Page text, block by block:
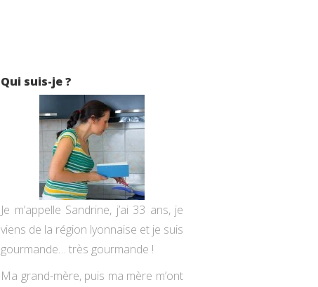
Qui suis-je ?
Je m’appelle Sandrine, j’ai 33 ans, je
viens de la région lyonnaise et je suis
gourmande… très gourmande !
Ma grand-mère, puis ma mère m’ont